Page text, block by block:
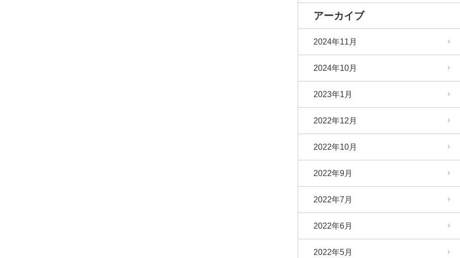
アーカイブ
2024年11月
2024年10月
2023年1月
2022年12月
2022年10月
2022年9月
2022年7月
2022年6月
2022年5月